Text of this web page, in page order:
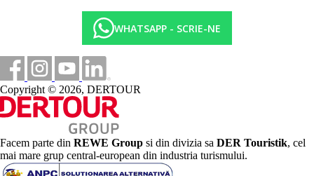
windsurfing
Dieta
Mic dejun (07:00 - 10:30) tip bufet. Demipensiune:
inclusiv micul dejun si cina (si meniu pentru copii)
Pensiunea completa include micul dejun, pranzul si cina
Micul dejun, pranzul si cina numai in restaurante selectate.
De asemenea, un meniu pentru copii
All inclusive: mic dejun, pranz si cina. Mic dejun si pranz
numai in restaurante selectate. Sunt disponibile si meniuri
pentru copii. Apa, bauturi racoritoare, cafea si ceai,
WHATSAPP - SCRIE-NE
Copyright © 2026, DERTOUR
Facem parte din REWE Group si din divizia sa DER Touristik, cel
mai mare grup central-european din industria turismului.